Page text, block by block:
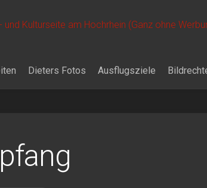
und Kulturseite am Hochrhein (Ganz ohne
Dieters Fotos Ausflugsziele